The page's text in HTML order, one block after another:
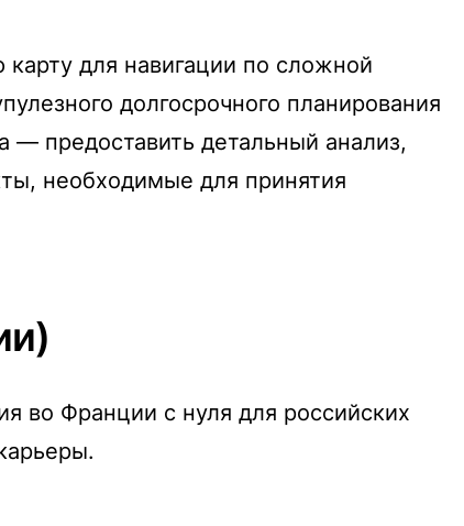
для навигации по сложной
долгосрочного планирования
предоставить детальный анализ,
необходимые для принятия
во Франции с нуля для российских